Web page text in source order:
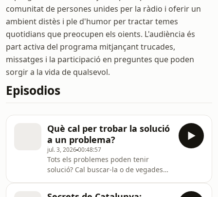
comunitat de persones unides per la ràdio i oferir un
ambient distès i ple d'humor per tractar temes
quotidians que preocupen els oients. L'audiència és
part activa del programa mitjançant trucades,
missatges i la participació en preguntes que poden
sorgir a la vida de qualsevol.
Episodios
Què cal per trobar la solució
a un problema?
jul. 3, 202600:48:57
Tots els problemes poden tenir
solució? Cal buscar-la o de vegades